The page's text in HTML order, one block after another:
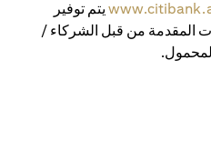
يتم توفير
المقدمة من قبل الشركاء /